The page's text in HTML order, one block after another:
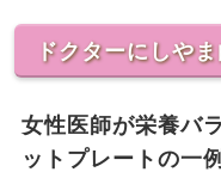
ドクターにしや
女性医師が栄養バ
ットプレートの一